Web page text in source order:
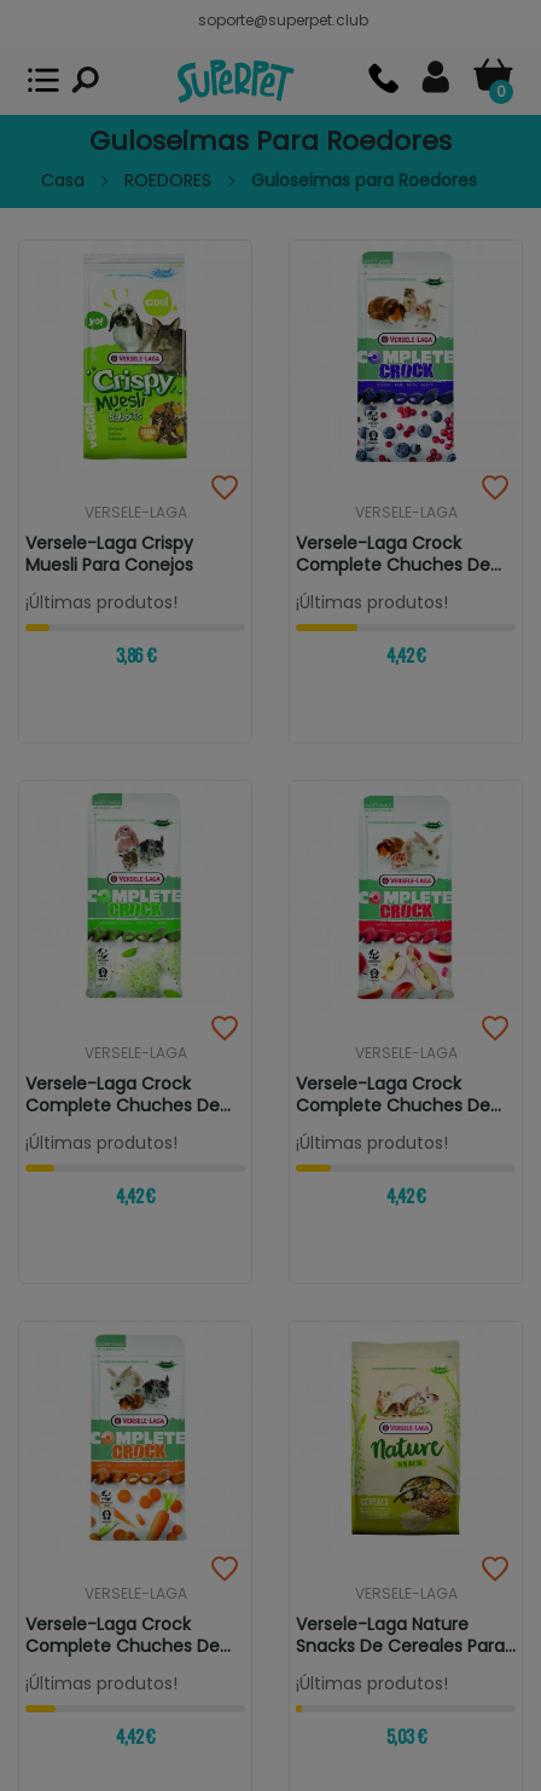
soporte@superpet.club
0
Guloseimas Para Roedores
Casa ROEDORES Guloseimas para Roedores
VERSELE-LAGA
Versele-Laga Crispy
Muesli Para Conejos
¡Últimas produtos!
3,86 €
VERSELE-LAGA
Versele-Laga Crock
Complete Chuches De
Bayas Para...
¡Últimas produtos!
4,42 €
VERSELE-LAGA
Versele-Laga Crock
Complete Chuches De
Hierbas Para...
¡Últimas produtos!
4,42 €
VERSELE-LAGA
Versele-Laga Crock
Complete Chuches De
Manzana Para...
¡Últimas produtos!
4,42 €
VERSELE-LAGA
Versele-Laga Crock
Complete Chuches De
Zanahoria...
¡Últimas produtos!
4,42 €
VERSELE-LAGA
Versele-Laga Nature
Snacks De Cereales Para
Roedores
¡Últimas produtos!
5,03 €
Superpet, comida para mascotas
APP GRATIS - En Google Play